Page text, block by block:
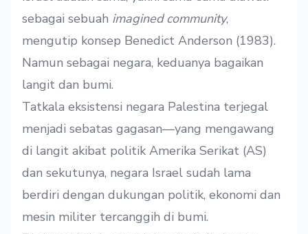
sebagai sebuah imagined community,
mengutip konsep Benedict Anderson (1983).
Namun sebagai negara, keduanya bagaikan
langit dan bumi.
Tatkala eksistensi negara Palestina terjegal
menjadi sebatas gagasan—yang mengawang
di langit akibat politik Amerika Serikat (AS)
dan sekutunya, negara Israel sudah lama
berdiri dengan dukungan politik, ekonomi dan
mesin militer tercanggih di bumi.